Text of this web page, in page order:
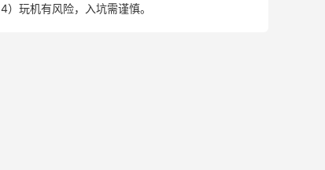
4）玩机有风险，入坑需谨慎。